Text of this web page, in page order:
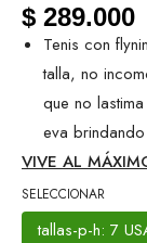
$ 289.000
Tenis con
talla, no
que no
eva
VIVE AL
SELECCIONAR
tallas-p-h: 7